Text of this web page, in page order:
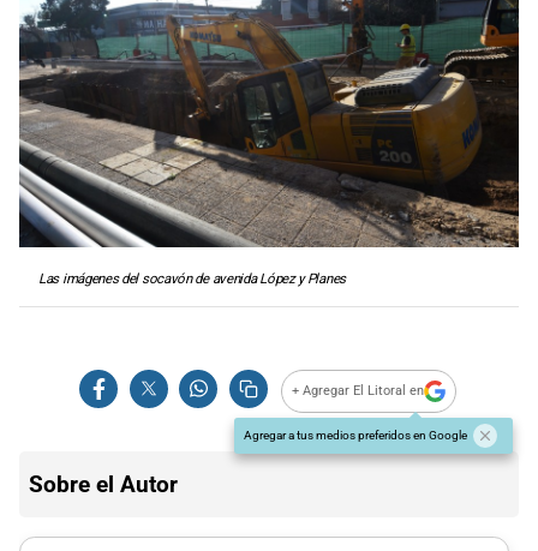
Las imágenes del socavón de avenida López y Planes
+ Agregar El Litoral en
Agregar a tus medios preferidos en Google
Sobre el Autor